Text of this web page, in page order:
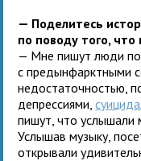
— Поделитесь
по поводу того, что
— Мне пишут люди
с предынфарктными
недостаточностью,
депрессиями,
пишут, что услышали
Услышав музыку,
открывали